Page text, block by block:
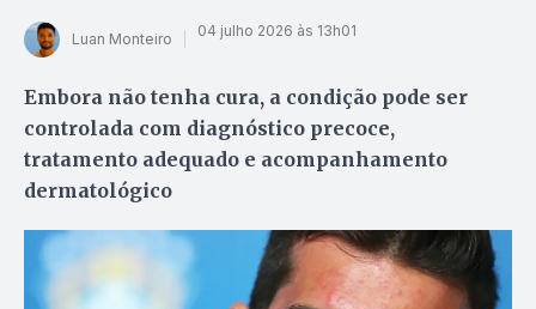
Luan Monteiro 04 julho 2026 às 13h01
Embora não tenha cura, a condição pode ser
controlada com diagnóstico precoce,
tratamento adequado e acompanhamento
dermatológico